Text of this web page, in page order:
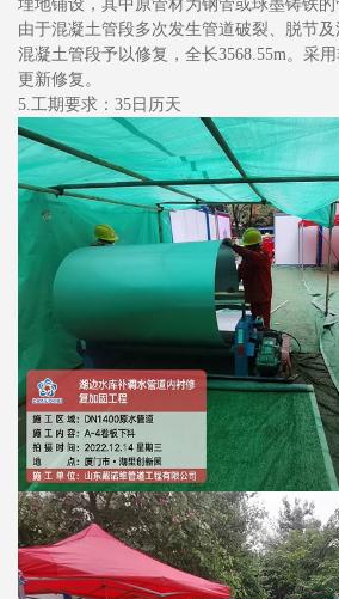
埋地铺设，其中原管材为钢管或球墨铸铁的
由于混凝土管段多次发生管道破裂、脱节
混凝土管段予以修复，全长3568.55m。采
更新修复。
5.工期要求：35日历天